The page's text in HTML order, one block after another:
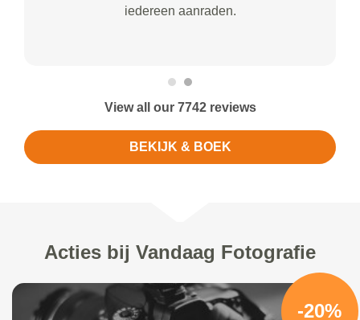
iedereen aanraden.
View all our 7742 reviews
BEKIJK & BOEK
Acties bij Vandaag Fotografie
-20%